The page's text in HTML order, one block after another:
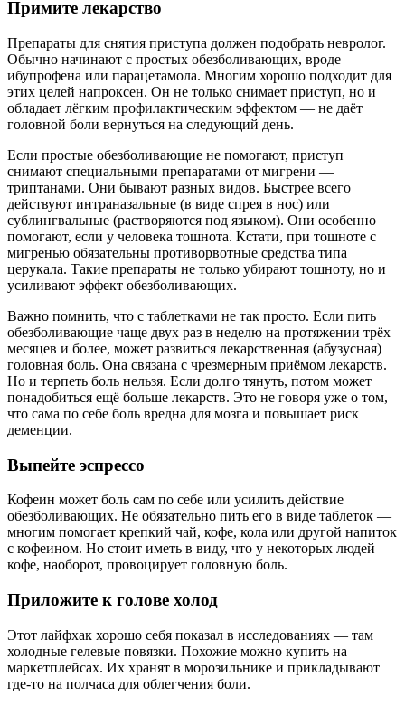
Примите лекарство
Препараты для снятия приступа должен подобрать невролог.
Обычно начинают с простых обезболивающих, вроде
ибупрофена или парацетамола. Многим хорошо подходит для
этих целей напроксен. Он не только снимает приступ, но и
обладает лёгким профилактическим эффектом — не даёт
головной боли вернуться на следующий день.
Если простые обезболивающие не помогают, приступ
снимают специальными препаратами от мигрени —
триптанами. Они бывают разных видов. Быстрее всего
действуют интраназальные (в виде спрея в нос) или
сублингвальные (растворяются под языком). Они особенно
помогают, если у человека тошнота. Кстати, при тошноте с
мигренью обязательны противорвотные средства типа
церукала. Такие препараты не только убирают тошноту, но и
усиливают эффект обезболивающих.
Важно помнить, что с таблетками не так просто. Если пить
обезболивающие чаще двух раз в неделю на протяжении трёх
месяцев и более, может развиться лекарственная (абузусная)
головная боль. Она связана с чрезмерным приёмом лекарств.
Но и терпеть боль нельзя. Если долго тянуть, потом может
понадобиться ещё больше лекарств. Это не говоря уже о том,
что сама по себе боль вредна для мозга и повышает риск
деменции.
Выпейте эспрессо
Кофеин может боль сам по себе или усилить действие
обезболивающих. Не обязательно пить его в виде таблеток —
многим помогает крепкий чай, кофе, кола или другой напиток
с кофеином. Но стоит иметь в виду, что у некоторых людей
кофе, наоборот, провоцирует головную боль.
Приложите к голове холод
Этот лайфхак хорошо себя показал в исследованиях — там
холодные гелевые повязки. Похожие можно купить на
маркетплейсах. Их хранят в морозильнике и прикладывают
где-то на полчаса для облегчения боли.